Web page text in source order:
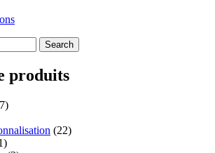
Search
produits
(22)